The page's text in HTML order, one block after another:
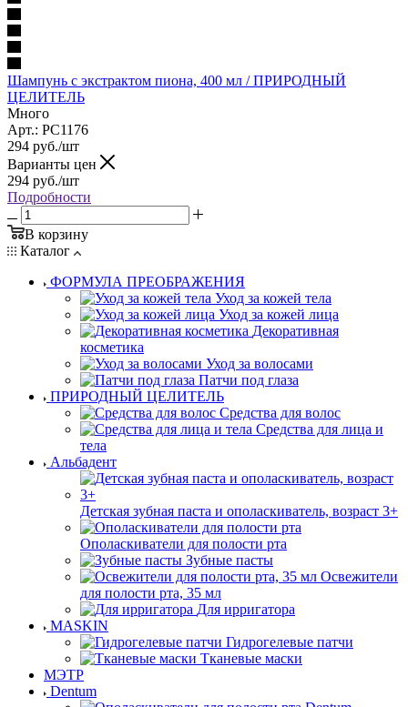
Шампунь с экстрактом пиона, 400 мл / ПРИРОДНЫЙ
ЦЕЛИТЕЛЬ
Много
Арт.: PC1176
294 руб./шт
Варианты цен
294 руб./шт
Подробности
В корзину
Каталог
ФОРМУЛА ПРЕОБРАЖЕНИЯ
Уход за кожей тела
Уход за кожей лица
Декоративная
косметика
Уход за волосами
Патчи под глаза
ПРИРОДНЫЙ ЦЕЛИТЕЛЬ
Средства для волос
Средства для лица и
тела
Альбадент
Детская зубная паста и ополаскиватель, возраст 3+
Ополаскиватели для полости рта
Зубные пасты
Освежители
для полости рта, 35 мл
Для ирригатора
MASKIN
Гидрогелевые патчи
Тканевые маски
МЭТР
Dentum